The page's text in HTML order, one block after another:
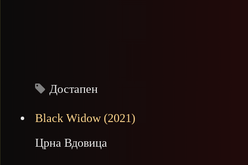
Достапен
Black Widow (2021)
Црна Вдовица